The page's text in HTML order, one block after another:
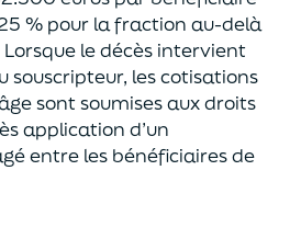
% pour la fraction au-delà
Lorsque le décès intervient
souscripteur, les cotisations
sont soumises aux droits
application d’un
entre les bénéficiaires de